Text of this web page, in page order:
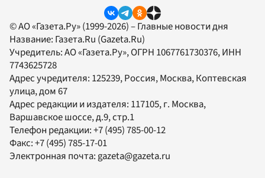
© АО «Газета.Ру» (1999-2026) – Главные новости дня
Название: Газета.Ru (Gazeta.Ru)
Учредитель:АО «Газета.Ру», ОГРН 1067761730376, ИНН
7743625728
Адрес учредителя: 125239, Россия, Москва, Коптевская
улица, дом 67
Адрес редакции и издателя: 117105, г. Москва,
Варшавское шоссе, д.9, стр.1
Телефон редакции:+7 (495) 785-00-12
Факс:+7 (495) 785-17-01
Электронная почта:gazeta@gazeta.ru